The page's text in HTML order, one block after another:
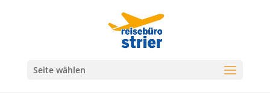
Seite wählen